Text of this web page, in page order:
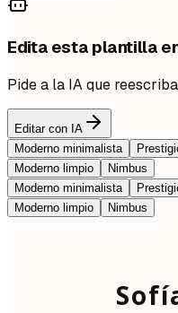
Edita esta plantilla
Pide a la IA que
Editar con IA
Moderno minimalista
Moderno limpio
Nimbus
Moderno minimalista
Moderno limpio
Nimbus